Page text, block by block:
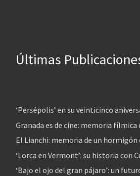
Últimas
‘Persépolis’ en su veinticinco
Granada es de cine: memoria fílmica
El Lianchi: memoria de un hormigón
‘Lorca en Vermont’: su historia con
‘Bajo el ojo del gran pájaro’: un